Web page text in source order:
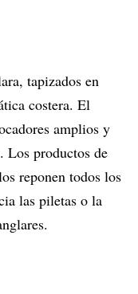
tapizados en
costera. El
amplios y
Los productos de
reponen todos los
las piletas o la